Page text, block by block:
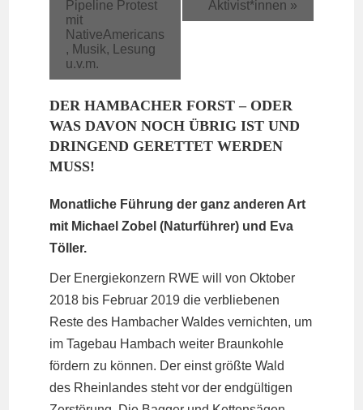
Pipeline Protest
mit
NativeAmericans
, Musik, Lesung
u.v.m.
Aktivist*innen »
DER HAMBACHER FORST – ODER
WAS DAVON NOCH ÜBRIG IST UND
DRINGEND GERETTET WERDEN
MUSS!
Monatliche Führung der ganz anderen Art
mit Michael Zobel (Naturführer) und Eva
Töller.
Der Energiekonzern RWE will von Oktober
2018 bis Februar 2019 die verbliebenen
Reste des Hambacher Waldes vernichten, um
im Tagebau Hambach weiter Braunkohle
fördern zu können. Der einst größte Wald
des Rheinlandes steht vor der endgültigen